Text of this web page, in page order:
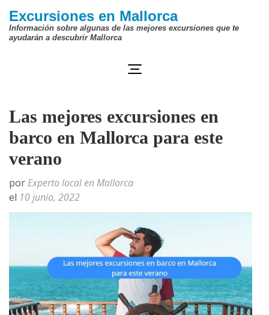
Saltar
contenido
Intro)
Excursiones en Mallorca
Información sobre algunas de las mejores excursiones que te
ayudarán a descubrir Mallorca
Las mejores excursiones en
barco en Mallorca para este
verano
por Experto local en Mallorca
el 10 junio, 2022